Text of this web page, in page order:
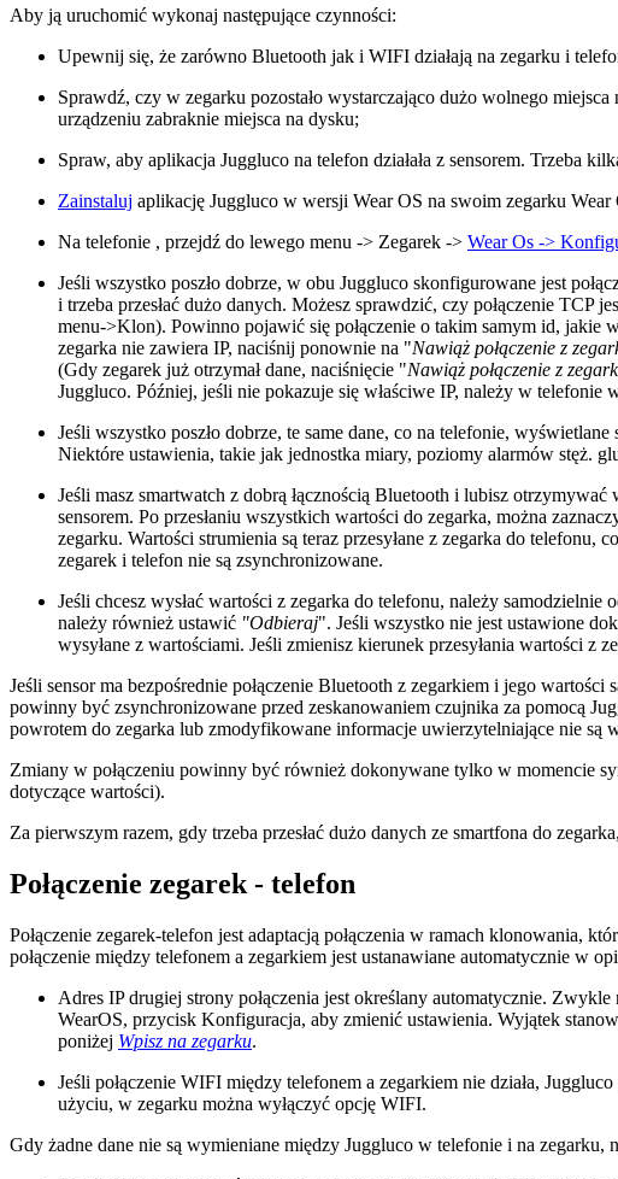
Aby ją uruchomić wykonaj następujące czynności:
Upewnij się, że zarówno Bluetooth jak i WIFI działają na zegarku i
Sprawdź, czy w zegarku pozostało wystarczająco dużo wolnego
urządzeniu zabraknie miejsca na dysku;
Spraw, aby aplikacja Juggluco na telefon działała z sensorem. Trzeba
Zainstaluj aplikację Juggluco w wersji Wear OS na swoim zegarku Wear
Na telefonie , przejdź do lewego menu -> Zegarek -> Wear Os ->
Jeśli wszystko poszło dobrze, w obu Juggluco skonfigurowane jest
i trzeba przesłać dużo danych. Możesz sprawdzić, czy połączenie
menu->Klon). Powinno pojawić się połączenie o takim samym id, jakie
zegarka nie zawiera IP, naciśnij ponownie na "Nawiąż połączenie z
(Gdy zegarek już otrzymał dane, naciśnięcie "Nawiąż połączenie z
Juggluco. Później, jeśli nie pokazuje się właściwe IP, należy w
Jeśli wszystko poszło dobrze, te same dane, co na telefonie,
Niektóre ustawienia, takie jak jednostka miary, poziomy alarmów stęż.
Jeśli masz smartwatch z dobrą łącznością Bluetooth i lubisz
sensorem. Po przesłaniu wszystkich wartości do zegarka, można
zegarku. Wartości strumienia są teraz przesyłane z zegarka do
zegarek i telefon nie są zsynchronizowane.
Jeśli chcesz wysłać wartości z zegarka do telefonu, należy
należy również ustawić "Odbieraj". Jeśli wszystko nie jest ustawione
wysyłane z wartościami. Jeśli zmienisz kierunek przesyłania wartości z
Jeśli sensor ma bezpośrednie połączenie Bluetooth z zegarkiem i jego
powinny być zsynchronizowane przed zeskanowaniem czujnika za pomocą
powrotem do zegarka lub zmodyfikowane informacje uwierzytelniające nie są
Zmiany w połączeniu powinny być również dokonywane tylko w momencie
dotyczące wartości).
Za pierwszym razem, gdy trzeba przesłać dużo danych ze smartfona do
Połączenie zegarek - telefon
Połączenie zegarek-telefon jest adaptacją połączenia w ramach klonowania,
połączenie między telefonem a zegarkiem jest ustanawiane automatycznie w
Adres IP drugiej strony połączenia jest określany automatycznie.
WearOS, przycisk Konfiguracja, aby zmienić ustawienia. Wyjątek
poniżej Wpisz na zegarku.
Jeśli połączenie WIFI między telefonem a zegarkiem nie działa,
użyciu, w zegarku można wyłączyć opcję WIFI.
Gdy żadne dane nie są wymieniane między Juggluco w telefonie i na zegarku,